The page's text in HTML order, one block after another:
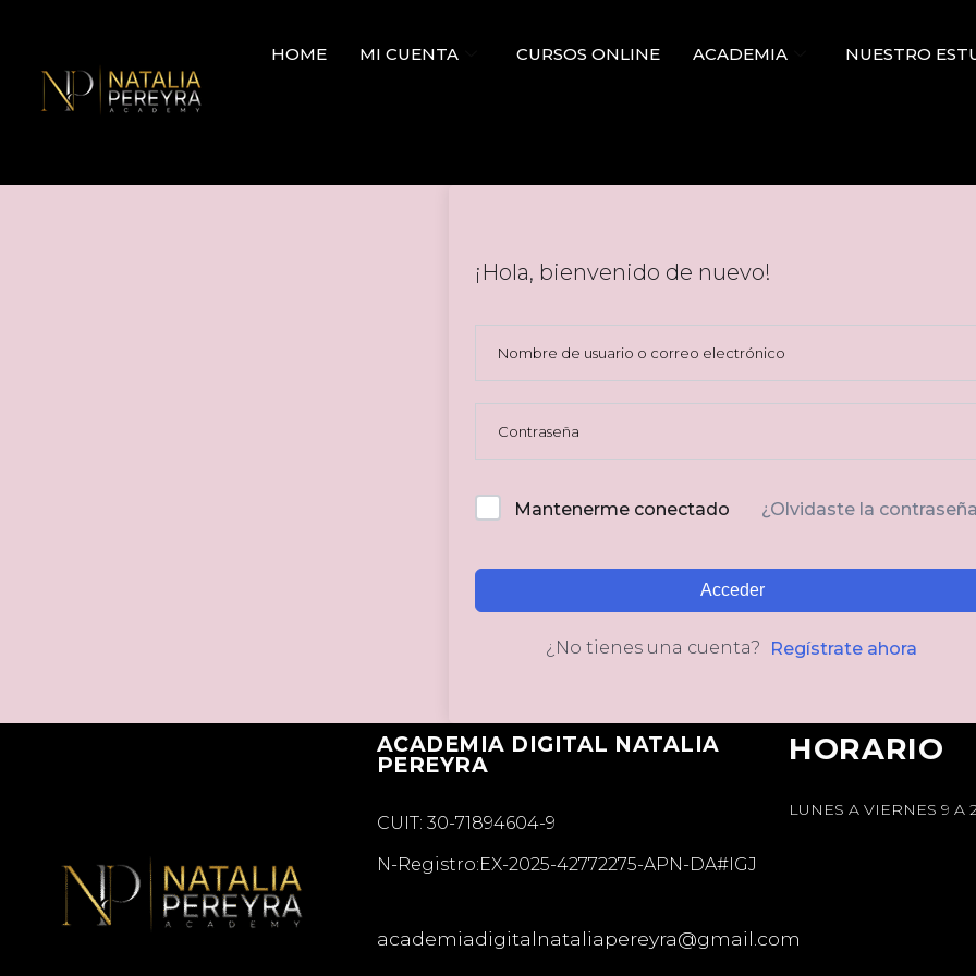
HOME MI CUENTA CURSOS ONLINE ACADEMIA NUESTRO
¡Hola, bienvenido de nuevo!
Mantenerme conectado ¿Olvidaste la
Acceder
¿No tienes una cuenta? Regístrate ahora
ACADEMIA DIGITAL NATALIA
PEREYRA
CUIT: 30-71894604-9
N-Registro:EX-2025-42772275-APN-DA#IGJ
academiadigitalnataliapereyra@gmail.com
HORARIO
LUNES A VIERNES 9 A